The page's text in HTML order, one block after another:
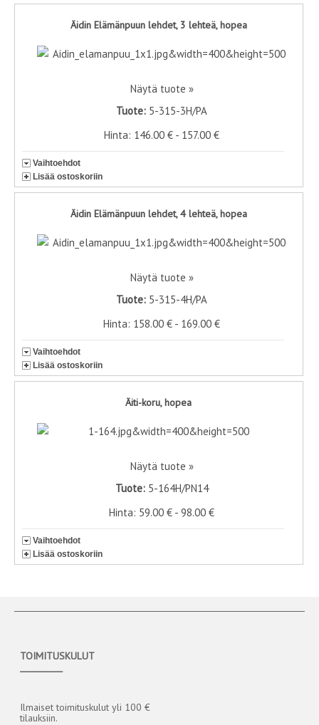
Äidin Elämänpuun lehdet, 3 lehteä, hopea
Näytä tuote »
Tuote: 5-315-3H/PA
Hinta: 146.00 € - 157.00 €
Vaihtoehdot
Lisää ostoskoriin
Äidin Elämänpuun lehdet, 4 lehteä, hopea
Näytä tuote »
Tuote: 5-315-4H/PA
Hinta: 158.00 € - 169.00 €
Vaihtoehdot
Lisää ostoskoriin
Äiti-koru, hopea
Näytä tuote »
Tuote: 5-164H/PN14
Hinta: 59.00 € - 98.00 €
Vaihtoehdot
Lisää ostoskoriin
TOIMITUSKULUT
Ilmaiset toimituskulut yli 100 €
tilauksiin.